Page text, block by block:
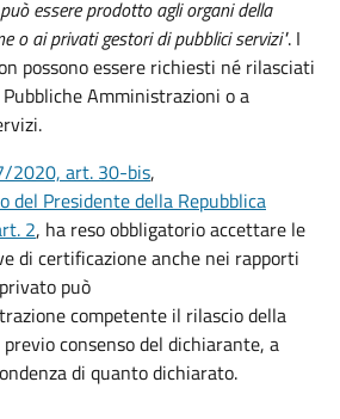
essere prodotto agli organi della
o ai privati gestori di pubblici servizi". I
possono essere richiesti né rilasciati
Amministrazioni o a
2020, art. 30-bis,
del Presidente della Repubblica
2, ha reso obbligatorio accettare le
di certificazione anche nei rapporti
può
competente il rilascio della
consenso del dichiarante, a
di quanto dichiarato.